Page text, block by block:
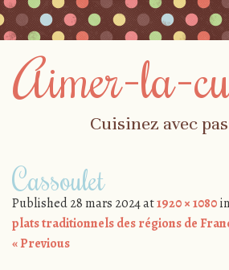
Aimer-la-
Cuisinez avec
Menu
Cassoulet
Published28 mars 2024at1920 × 1080in
plats traditionnels des régions de
« Previous